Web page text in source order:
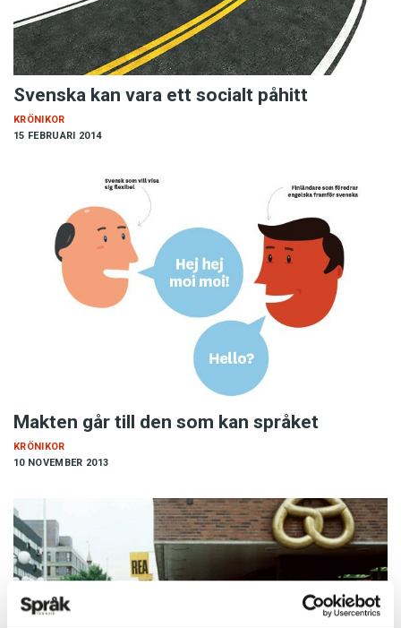
Svenska kan vara ett socialt påhitt
15 FEBRUARI 2014
KRÖNIKOR
Makten går till den som kan språket
10 NOVEMBER 2013
KRÖNIKOR